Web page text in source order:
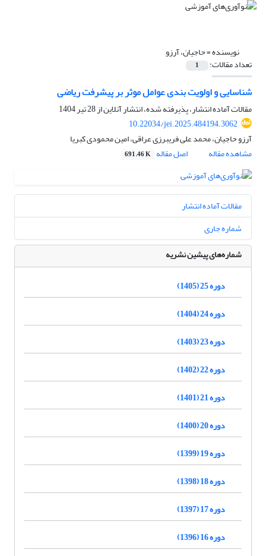
نویسنده =حاجیان، آرزو
تعداد مقالات: 1
شناسایی و اولویت بندی عوامل موثر بر پیشرفت ریاضی
مقالات آماده انتشار، پذیرفته شده، انتشار آنلاین از28 تیر 1404
10.22034/jei.2025.484194.3062
آرزو حاجیان، محمد علی فریبرزی عراقی، امین محمودی کبریا
مشاهده مقاله
اصل مقاله 691.46 K
مقالات آماده انتشار
شماره جاری
شماره‌های پیشین نشریه
دوره 25 (1405)
دوره 24 (1404)
دوره 23 (1403)
دوره 22 (1402)
دوره 21 (1401)
دوره 20 (1400)
دوره 19 (1399)
دوره 18 (1398)
دوره 17 (1397)
دوره 16 (1396)